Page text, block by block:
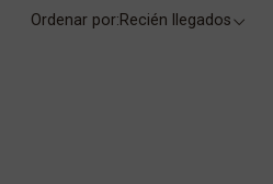
Ordenar por:Recién llegados